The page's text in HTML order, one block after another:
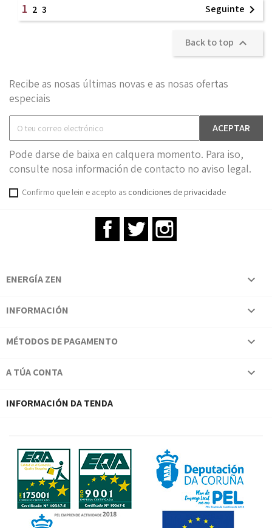
1 2 3 Seguinte 
Back to top 
Recibe as nosas últimas novas e as nosas ofertas
especiais
Pode darse de baixa en calquera momento. Para iso,
consulte nosa información de contacto no aviso legal.
Confirmo que lein e acepto as condiciones de privacidade
FacebookTwitter
ENERGÍA ZEN 
INFORMACIÓN 
MÉTODOS DE PAGAMENTO 
A TÚA CONTA 
INFORMACIÓN DA TENDA